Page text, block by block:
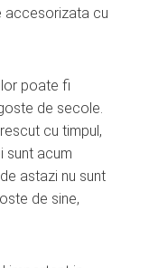
accesorizata cu
poate fi
de secole.
cu timpul,
sunt acum
astazi nu sunt
de sine,